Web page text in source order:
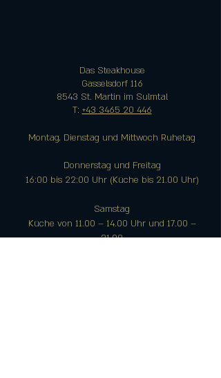
Das Steakhouse
Gasselsdorf 116
8543 St. Martin im Sulmtal
T: +43 3465 20 446
Montag, Dienstag und Mittwoch Ruhetag
Donnerstag und Freitag
16:00 bis 22:00 Uhr (Küche bis 21.00 Uhr)
Samstag
Küche von 11.00 – 14.00 Uhr und 17.00 –
21.00